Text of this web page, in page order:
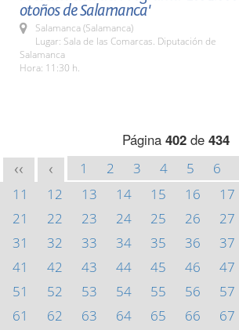
otoños de Salamanca'
Salamanca (Salamanca)
Lugar: Sala de las Comarcas. Diputación de
Salamanca
Hora: 11:30 h.
Página 402de 434
<< < 1 2 3 4 5 6
11
12 13 14 15 16 17
21
22 23 24 25 26 27
31
32 33 34 35 36 37
41
42 43 44 45 46 47
51
52 53 54 55 56 57
61
62 63 64 65 66 67